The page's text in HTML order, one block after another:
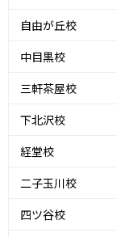
自由が丘校
中目黒校
三軒茶屋校
下北沢校
経堂校
二子玉川校
四ツ谷校